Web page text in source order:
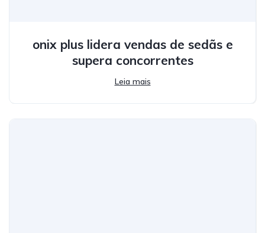
onix plus lidera vendas de sedãs e
supera concorrentes
Leia mais